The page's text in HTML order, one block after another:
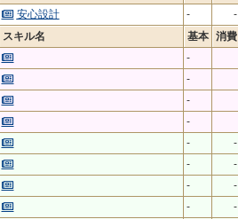
安心設計
- -
スキル名
基本 消費
-
-
-
-
-
-
-
-
-
-
-
-